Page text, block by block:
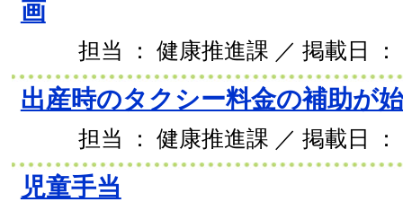
画
担当 ： 健康推進課 ／ 掲載日 ：
出産時のタクシー料金の補助が
担当 ： 健康推進課 ／ 掲載日 ：
児童手当